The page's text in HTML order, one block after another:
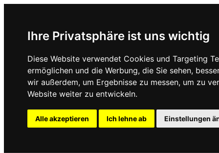
Ihre Privatsphäre ist uns wichtig
Diese Website verwendet Cookies und Targeting
ermöglichen und die Werbung, die Sie sehen,
wir außerdem, um Ergebnisse zu messen, um zu
Website weiter zu entwickeln.
Alle akzeptieren Ich lehne ab Einstellungen